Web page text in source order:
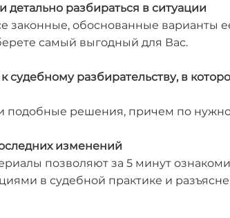
разбираться в ситуации
законные, обоснованные варианты
самый выгодный для Вас.
судебному разбирательству, в
подобные решения, причем по
изменений
позволяют за 5 минут
в судебной практике и